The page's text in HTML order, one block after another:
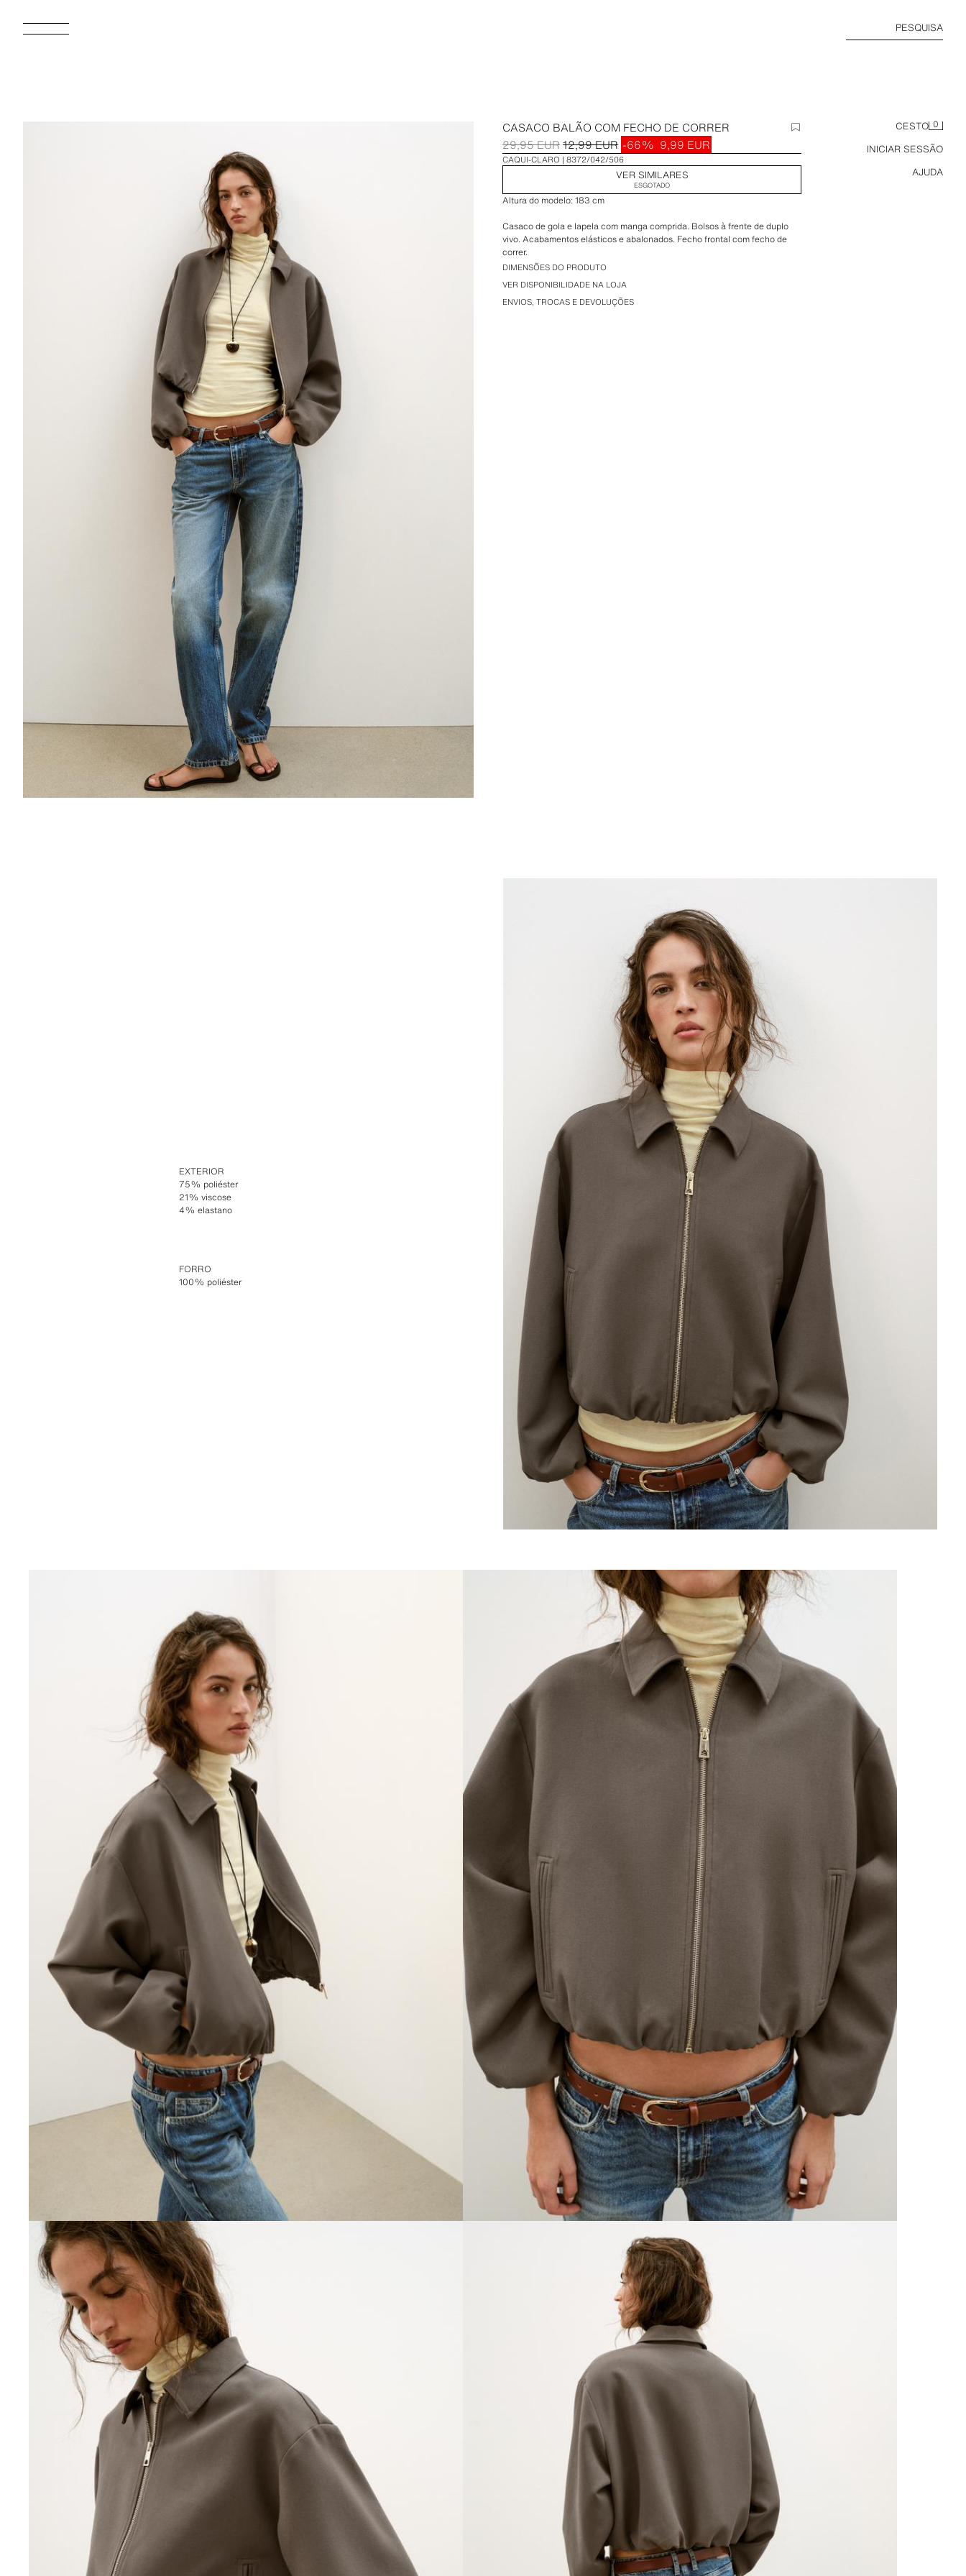
PESQUISA
CESTO 0
INICIAR SESSÃO
AJUDA
CASACO BALÃO COM FECHO DE CORRER
29,95 EUR12,99 EUR -66% 9,99 EUR
CAQUI-CLARO 8372/042/506
VER SIMILARES
ESGOTADO
Altura do modelo: 183 cm
Casaco de gola e lapela com manga comprida. Bolsos à frente de duplo
vivo. Acabamentos elásticos e abalonados. Fecho frontal com fecho de
correr.
DIMENSÕES DO PRODUTO
VER DISPONIBILIDADE NA LOJA
ENVIOS, TROCAS E DEVOLUÇÕES
EXTERIOR
75% poliéster
21% viscose
4% elastano
FORRO
100% poliéster